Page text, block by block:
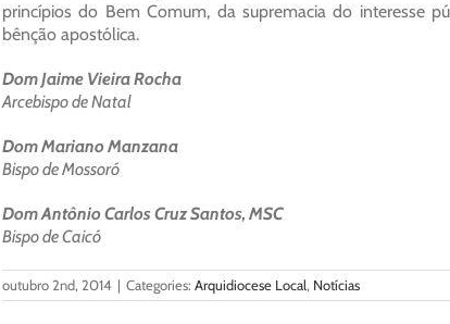
princípios do Bem Comum, da supremacia do interesse
bênção apostólica.
Dom Jaime Vieira Rocha
Arcebispo de Natal
Dom Mariano Manzana
Bispo de Mossoró
Dom Antônio Carlos Cruz Santos, MSC
Bispo de Caicó
outubro 2nd, 2014 | Categories: Arquidiocese Local, Notícias